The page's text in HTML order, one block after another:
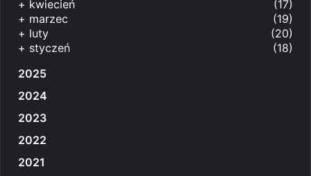
+ kwiecień
(17)
+ marzec
(19)
+ luty
(20)
+ styczeń
(18)
2025
2024
2023
2022
2021